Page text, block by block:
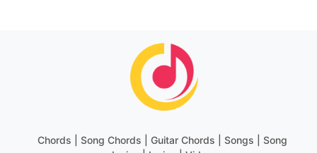
Chords | Song Chords | Guitar Chords | Songs | Song